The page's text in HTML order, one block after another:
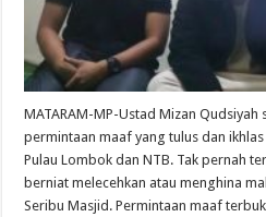
MATARAM-MP-Ustad Mizan
permintaan maaf yang tulus dan
Pulau Lombok dan NTB. Tak pernah
berniat melecehkan atau menghina
Seribu Masjid. Permintaan maaf